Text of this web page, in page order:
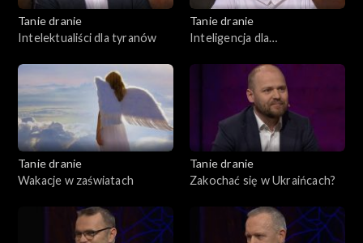
Tanie dranie
Intelektualiści dla tyranów
Tanie dranie
Inteligencja dla
Tanie dranie
Wakacje w zaświatach
Tanie dranie
Zakochać się w Ukraińcach?